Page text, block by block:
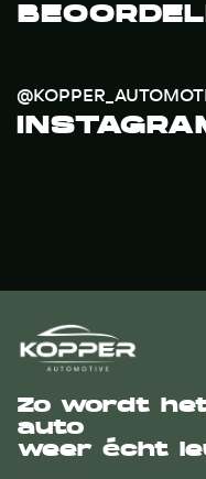
Zo wordt
auto
weer écht